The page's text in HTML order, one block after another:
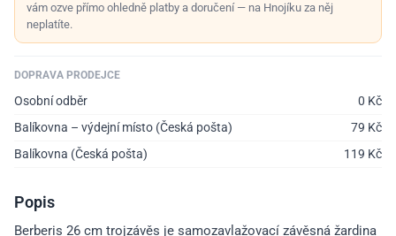
vám ozve přímo ohledně platby a doručení — na Hnojíku za něj
neplatíte.
DOPRAVA PRODEJCE
Osobní odběr 0 Kč
Balíkovna – výdejní místo (Česká pošta)
79 Kč
Balíkovna (Česká pošta)
119 Kč
Popis
Berberis 26 cm trojzávěs je samozavlažovací závěsná žardina